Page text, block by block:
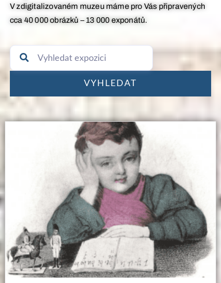
V zdigitalizovaném muzeu máme pro Vás připravených
cca 40 000 obrázků – 13 000 exponátů.
VYHLEDAT